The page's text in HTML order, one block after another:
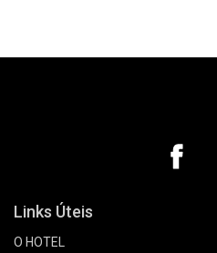
Links Úteis
O HOTEL